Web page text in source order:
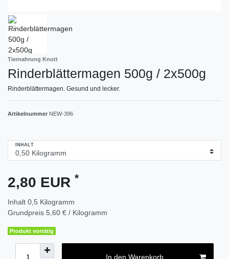
Tiernahrung Knott
Rinderblättermagen 500g / 2x500g
Rinderblättermagen. Gesund und lecker.
Artikelnummer NEW-396
INHALT
2,80 EUR *
Inhalt 0,5 Kilogramm
Grundpreis 5,60 € / Kilogramm
Produkt vorrätig
In den Warenkorb